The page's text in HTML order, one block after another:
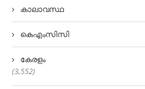
കാലാവസ്ഥ
കെഎംസിസി
കേരളം
(3,552)